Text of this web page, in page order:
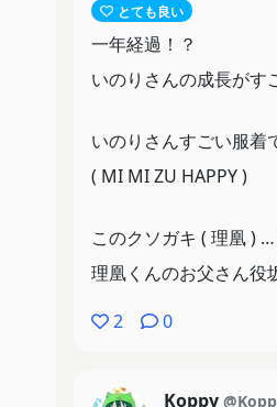
とても良い
一年経過！？
いのりさんの成長がす
いのりさんすごい服着
( MI MI ZU HAPPY )
このクソガキ ( 理凰 )
理凰くんのお父さん役
2
0
Koppy